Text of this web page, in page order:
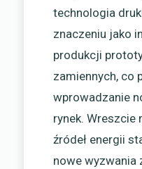
technologia
znaczeniu jako
produkcji
zamiennych, co
wprowadzanie
rynek. Wreszcie
źródeł energii
nowe wyzwania